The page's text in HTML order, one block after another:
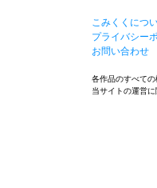
こみくくにつ
プライバシー
お問い合わせ
各作品のすべての
当サイトの運営